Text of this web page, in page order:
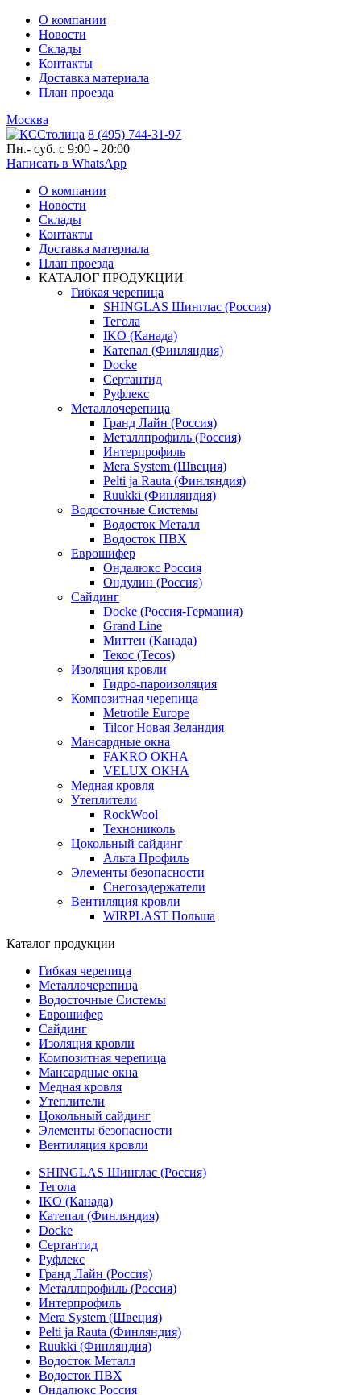
О компании
Новости
Склады
Контакты
Доставка материала
План проезда
Москва
8 (495) 744-31-97
Пн.- суб. с 9:00 - 20:00
Написать в WhatsApp
О компании
Новости
Склады
Контакты
Доставка материала
План проезда
КАТАЛОГ ПРОДУКЦИИ
Гибкая черепица
SHINGLAS Шинглас (Россия)
Тегола
IKO (Канада)
Катепал (Финляндия)
Docke
Сертантид
Руфлекс
Металлочерепица
Гранд Лайн (Россия)
Металлпрофиль (Россия)
Интерпрофиль
Mera System (Швеция)
Pelti ja Rauta (Финляндия)
Ruukki (Финляндия)
Водосточные Системы
Водосток Металл
Водосток ПВХ
Еврошифер
Ондалюкс Россия
Ондулин (Россия)
Сайдинг
Docke (Россия-Германия)
Grand Line
Миттен (Канада)
Текос (Tecos)
Изоляция кровли
Гидро-пароизоляция
Композитная черепица
Metrotile Europe
Tilcor Новая Зеландия
Мансардные окна
FAKRO ОКНА
VELUX ОКНА
Медная кровля
Утеплители
RockWool
Технониколь
Цокольный сайдинг
Альта Профиль
Элементы безопасности
Снегозадержатели
Вентиляция кровли
WIRPLAST Польша
Каталог продукции
Гибкая черепица
Металлочерепица
Водосточные Системы
Еврошифер
Сайдинг
Изоляция кровли
Композитная черепица
Мансардные окна
Медная кровля
Утеплители
Цокольный сайдинг
Элементы безопасности
Вентиляция кровли
SHINGLAS Шинглас (Россия)
Тегола
IKO (Канада)
Катепал (Финляндия)
Docke
Сертантид
Руфлекс
Гранд Лайн (Россия)
Металлпрофиль (Россия)
Интерпрофиль
Mera System (Швеция)
Pelti ja Rauta (Финляндия)
Ruukki (Финляндия)
Водосток Металл
Водосток ПВХ
Ондалюкс Россия